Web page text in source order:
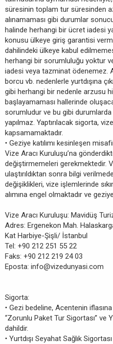
süresinin toplam tur süresinden
alınamaması gibi durumlar
halinde herhangi bir ücret iadesi
konusu ülkeye giriş garantisi
dahilindeki ülkeye kabul
herhangi bir sorumluluğu yoktur
iadesi veya tazminat ödenemez.
borcu vb. nedenlerle yurtdışına
gibi herhangi bir nedenle arzusu
başlayamaması hallerinde
sorumludur ve bu gibi
yapılmaz. Yaptırılacak sigorta,
kapsamamaktadır.
• Geziye katılımı kesinleşen
Vize Aracı Kuruluşu’na
değiştirmemeleri gerekmektedir.
ulaştırıldıktan sonra bilgi
değişiklikleri, vize işlemlerinde
alımına engel olmaktadır ve
Vize Aracı Kuruluşu: Mavidüş
Adres: Ergenekon Mah.
Kat Harbiye-Şişli/ İstanbul
Tel: +90 212 251 55 22
Faks: +90 212 219 24 03
Eposta: info@vizedunyasi.com
Sigorta:
• Gezi bedeline, Acentenin
“Zorunlu Paket Tur Sigortası” ve
dahildir.
• Yurtdışı Seyahat Sağlık